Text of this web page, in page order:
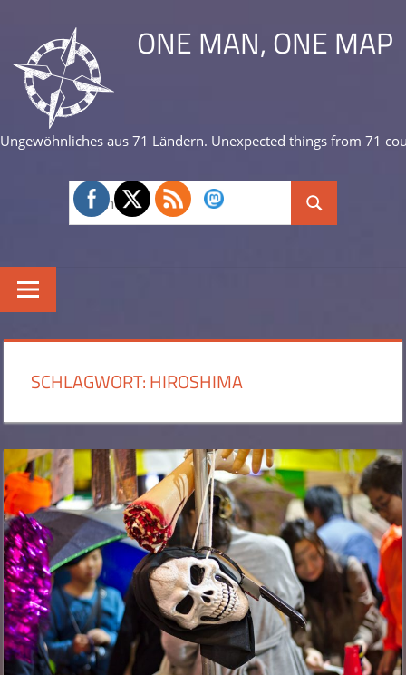
Inhalt
springen
ONE MAN, ONE MAP
Ungewöhnliches aus 71 Ländern. Unexpected things from 71
Suchen
nach:
Suchen
SCHLAGWORT:HIROSHIMA